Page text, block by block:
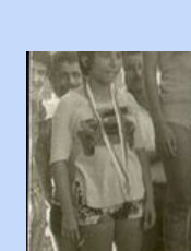
ve ürünlerini Bursa
protesto eylemiyle
adına açıklama
söylüyoruz. Bu son
ait tanıtıcı ilanların
Belediyesi ile